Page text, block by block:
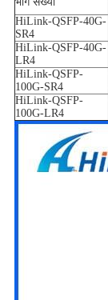
HiLink-QSFP-40G-
SR4
HiLink-QSFP-40G-
LR4
HiLink-QSFP-
100G-SR4
HiLink-QSFP-
100G-LR4